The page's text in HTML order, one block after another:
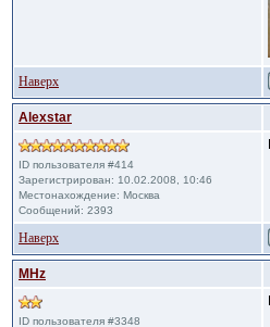
Наверх
Alexstar
ID пользователя #414
Зарегистрирован: 10.02.2008, 10:46
Местонахождение: Москва
Сообщений: 2393
Наверх
MHz
ID пользователя #3348